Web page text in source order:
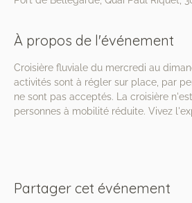
À propos de l'événement
Croisière fluviale du mercredi au
activités sont à régler sur place, par
ne sont pas acceptés. La croisière
personnes à mobilité réduite. Vivez
Partager cet événement